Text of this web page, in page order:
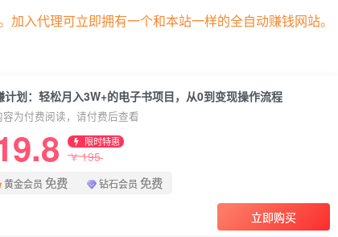
入代理可立即拥有一个和本站一样的全自动赚钱网站。
计划：轻松月入3W+的电子书项目，从0到变现操作流程
容为付费阅读，请付费后查看
限时特惠
￥195
黄金会员 免费 钻石会员 免费
立即购买